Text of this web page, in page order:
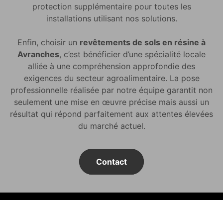
protection supplémentaire pour toutes les
installations utilisant nos solutions.
Enfin, choisir un revêtements de sols en résine à
Avranches, c’est bénéficier d’une spécialité locale
alliée à une compréhension approfondie des
exigences du secteur agroalimentaire. La pose
professionnelle réalisée par notre équipe garantit non
seulement une mise en œuvre précise mais aussi un
résultat qui répond parfaitement aux attentes élevées
du marché actuel.
Contact